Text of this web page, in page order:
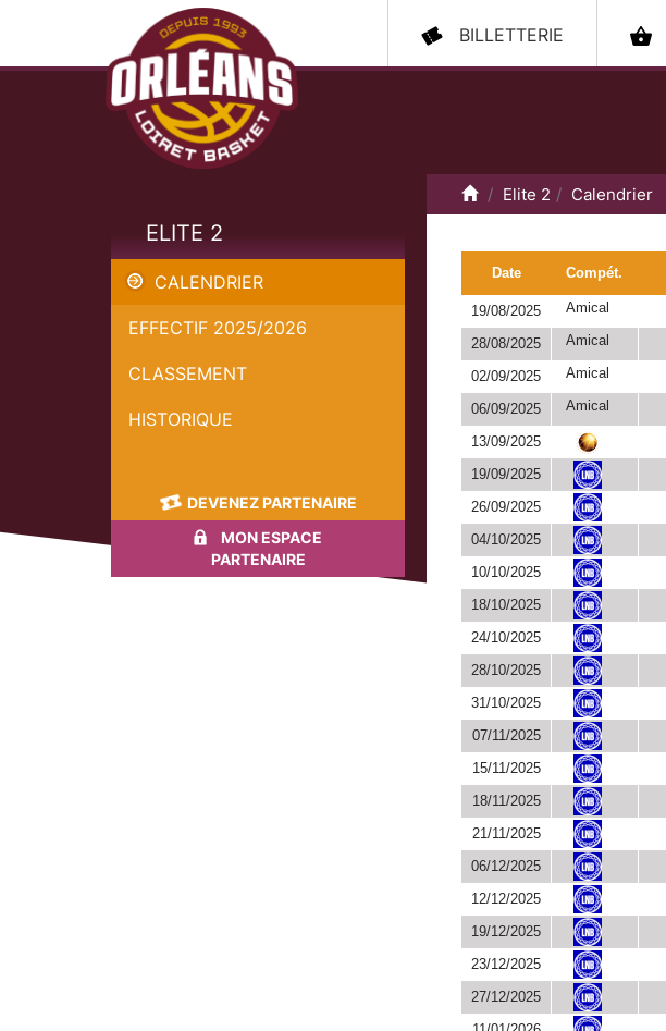
BILLETTERIE
ELITE 2
CALENDRIER
EFFECTIF 2025/2026
CLASSEMENT
HISTORIQUE
DEVENEZ PARTENAIRE
MON ESPACE
PARTENAIRE
Accueil
Elite 2 Calendrier
Date Compét.
19/08/2025 Amical
28/08/2025
Amical
02/09/2025
Amical
06/09/2025
Amical
13/09/2025
Coupe de
France
19/09/2025
Championnat
26/09/2025
Championnat
04/10/2025
Championnat
10/10/2025
Championnat
18/10/2025
Championnat
24/10/2025
Championnat
28/10/2025
Championnat
31/10/2025
Championnat
07/11/2025
Championnat
15/11/2025
Championnat
18/11/2025
Championnat
21/11/2025
Championnat
06/12/2025
Championnat
12/12/2025
Championnat
19/12/2025
Championnat
23/12/2025
Championnat
27/12/2025
Championnat